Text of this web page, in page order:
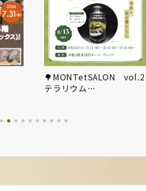
🌳MONTetSALON vol.2
テラリウム…